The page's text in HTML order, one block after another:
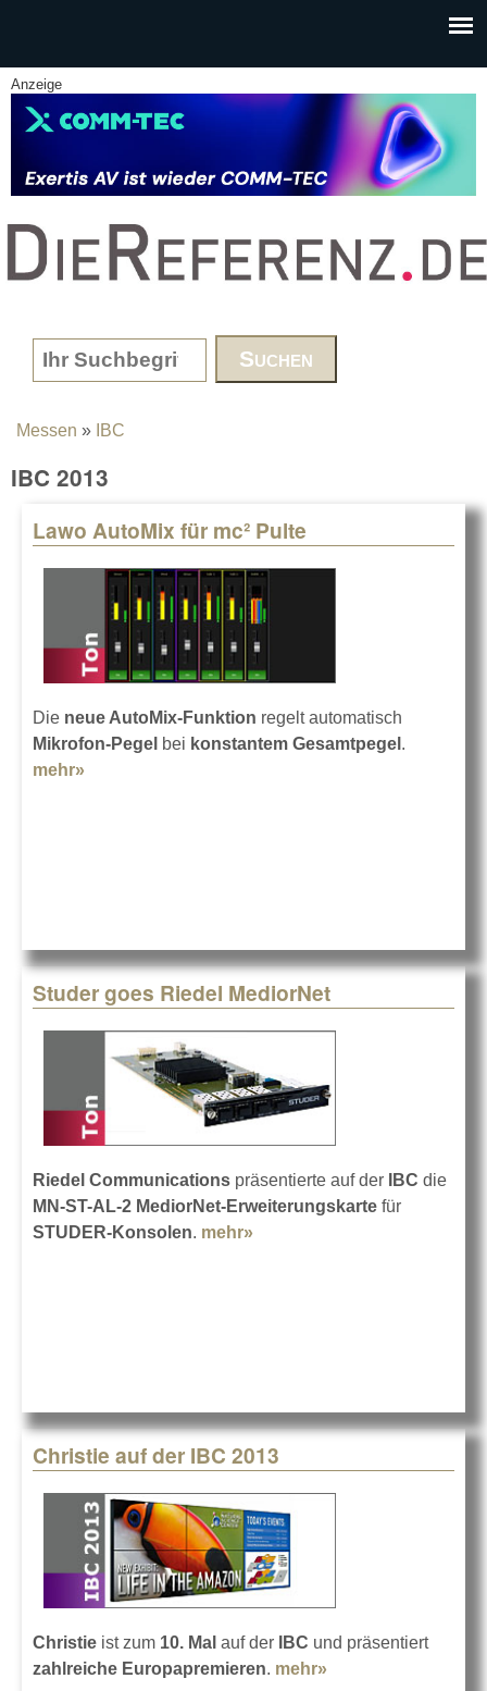
Anzeige
www.DieReferenz.de
Search form
You are here
Messen » IBC
IBC 2013
Lawo AutoMix für mc² Pulte
Die neue AutoMix-Funktion regelt automatisch
Mikrofon-Pegel bei konstantem Gesamtpegel .
mehr»
Studer goes Riedel MediorNet
Riedel Communications präsentierte auf der IBC die
MN-ST-AL-2 MediorNet-Erweiterungskarte für
STUDER-Konsolen. mehr»
Christie auf der IBC 2013
Christie ist zum 10. Mal auf der IBC und präsentiert
zahlreiche Europapremieren. mehr»
Pages